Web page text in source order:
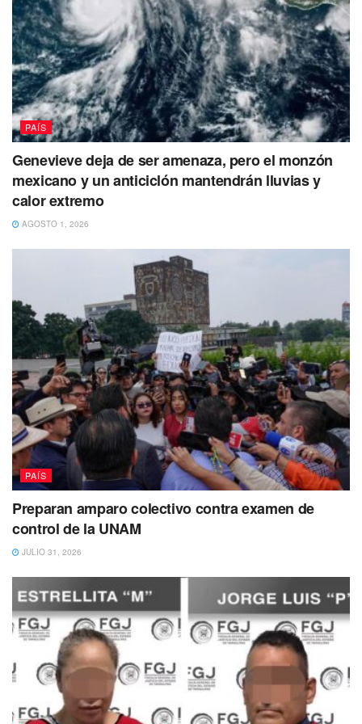
PAÍS
Genevieve deja de ser amenaza, pero el monzón
mexicano y un anticiclón mantendrán lluvias y
calor extremo
AGOSTO 1, 2026
PAÍS
Preparan amparo colectivo contra examen de
control de la UNAM
JULIO 31, 2026